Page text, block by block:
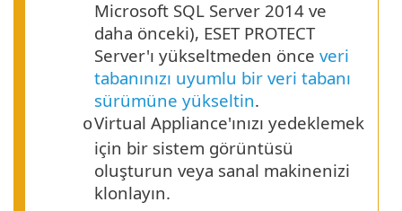
Microsoft SQL Server 2014 ve
daha önceki), ESET PROTECT
Server'ı yükseltmeden önce veri
tabanınızı uyumlu bir veri tabanı
sürümüne yükseltin.
oVirtual Appliance'ınızı yedeklemek
için bir sistem görüntüsü
oluşturun veya sanal makinenizi
klonlayın.